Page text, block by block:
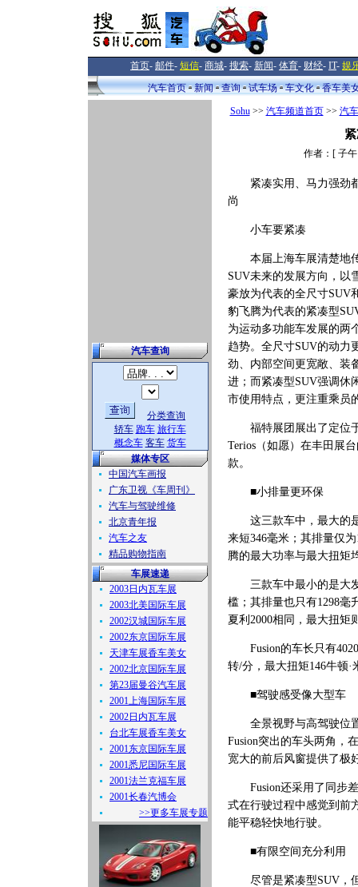
首页- 邮件- 短信- 商城- 搜索- 新闻- 体育- 财经- IT- 娱
汽车首页
新闻 查询 试车场 车文化 香车美
汽车查询
分类查询
轿车 跑车 旅行车
概念车 客车 货车
媒体专区
中国汽车画报
广东卫视《车周刊》
汽车与驾驶维修
北京青年报
汽车之友
精品购物指南
车展速递
2003日内瓦车展
2003北美国际车展
2002汉城国际车展
2002东京国际车展
天津车展香车美女
2002北京国际车展
第23届曼谷汽车展
2001上海国际车展
2002日内瓦车展
台北车展香车美女
2001东京国际车展
2001悉尼国际车展
2001法兰克福车展
2001长春汽博会
>>更多车展专题
Sohu>> 汽车频道首页>> 汽
作者：[ 子
紧凑实用、马力强劲
尚
小车要紧凑
本届上海车展清楚地
SUV未来的发展方向，以
豪放为代表的全尺寸SUV
豹飞腾为代表的紧凑型
为运动多功能车发展的两
趋势。全尺寸SUV的动力
劲、内部空间更宽敞、装
进；而紧凑型SUV强调休
市使用特点，更注重乘员
福特展团展出了定位于
Terios（如愿）在丰田展
款。
■小排量更环保
这三款车中，最大的是
来短346毫米；其排量仅
腾的最大功率与最大扭矩
三款车中最小的是大发
槛；其排量也只有1298毫
夏利2000相同，最大扭矩
Fusion的车长只有4020
转/分，最大扭矩146牛顿
■驾驶感受像大型车
全景视野与高驾驶位置
Fusion突出的车头两角，
宽大的前后风窗提供了极
Fusion还采用了同步差
式在行驶过程中感觉到前
能平稳轻快地行驶。
■有限空间充分利用
尽管是紧凑型SUV，但